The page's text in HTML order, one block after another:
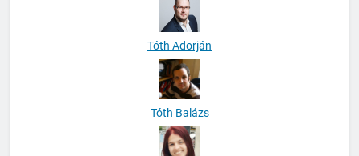
Tóth Adorján
Tóth Balázs